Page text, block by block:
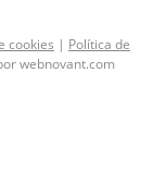
cookies | Política de
webnovant.com